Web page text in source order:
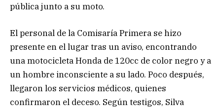
pública junto a su moto.
El personal de la Comisaría Primera se hizo
presente en el lugar tras un aviso, encontrando
una motocicleta Honda de 120cc de color negro y a
un hombre inconsciente a su lado. Poco después,
llegaron los servicios médicos, quienes
confirmaron el deceso. Según testigos, Silva